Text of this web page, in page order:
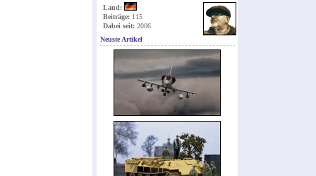
Land:
Beiträge: 115
Dabei seit: 2006
Neuste Artikel